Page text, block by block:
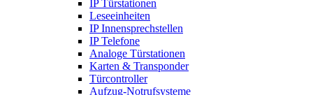
IP Türstationen
Leseeinheiten
IP Innensprechstellen
IP Telefone
Analoge Türstationen
Karten & Transponder
Türcontroller
Aufzug-Notrufsysteme